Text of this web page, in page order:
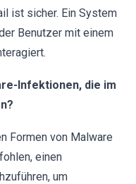
ist sicher. Ein System
Benutzer mit einem
Infektionen, die im
Formen von Malware
einen
um